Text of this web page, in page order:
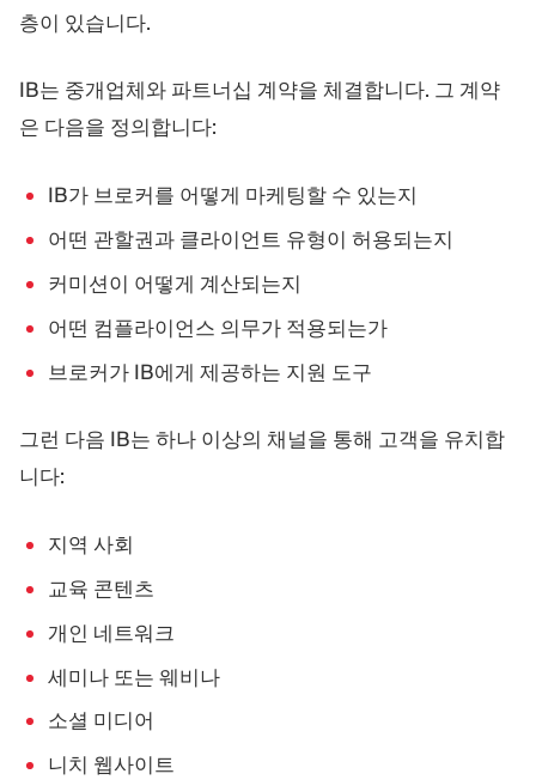
층이 있습니다.
IB는 중개업체와 파트너십 계약을 체결합니다. 그 계약
은 다음을 정의합니다:
IB가 브로커를 어떻게 마케팅할 수 있는지
어떤 관할권과 클라이언트 유형이 허용되는지
커미션이 어떻게 계산되는지
어떤 컴플라이언스 의무가 적용되는가
브로커가 IB에게 제공하는 지원 도구
그런 다음 IB는 하나 이상의 채널을 통해 고객을 유치합
니다:
지역 사회
교육 콘텐츠
개인 네트워크
세미나 또는 웨비나
소셜 미디어
니치 웹사이트